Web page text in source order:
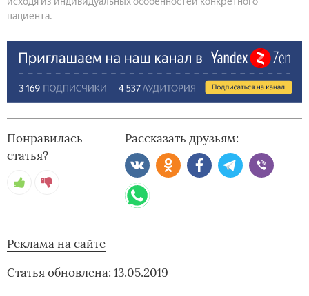
пациента.
Понравилась
статья?
Рассказать друзьям:
Реклама на сайте
Статья обновлена: 13.05.2019